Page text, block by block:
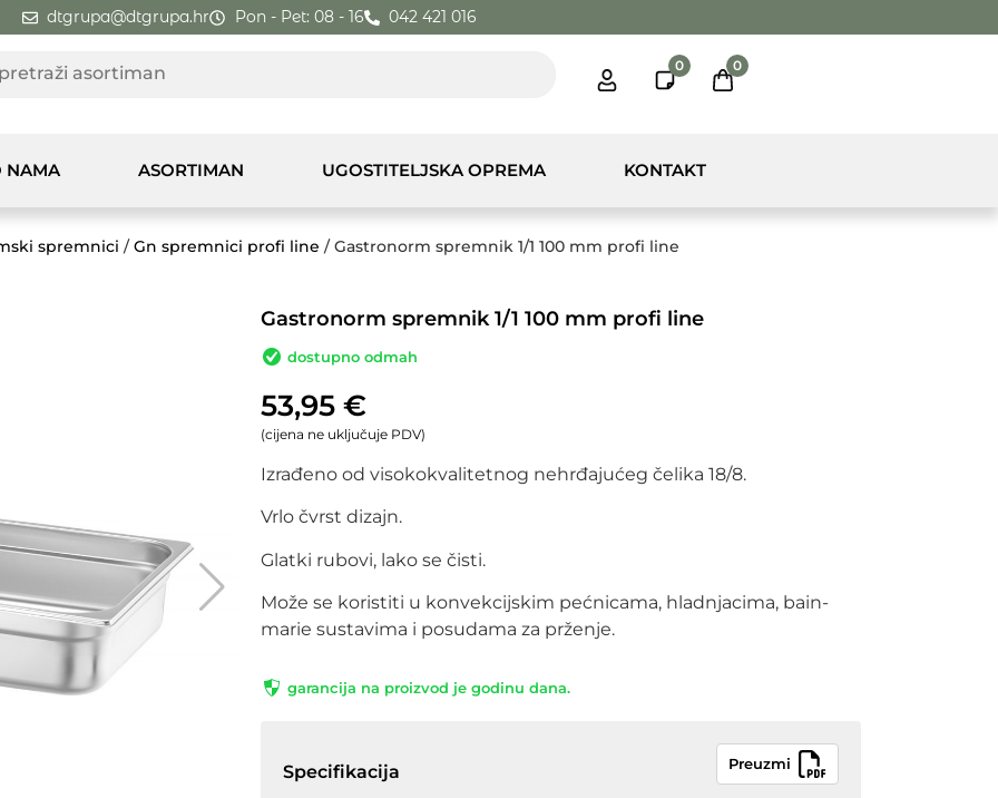
dtgrupa@dtgrupa.hr Pon - Pet: 08 - 16 042 421 016
0 0
NAMA ASORTIMAN UGOSTITELJSKA OPREMA KONTAKT
spremnici /Gn spremnici profi line / Gastronorm spremnik 1/1 100 mm profi line
Gastronorm spremnik 1/1 100 mm profi line
dostupno odmah
53,95 €
(cijena ne uključuje PDV)
Izrađeno od visokokvalitetnog nehrđajućeg čelika 18/8.
Vrlo čvrst dizajn.
Glatki rubovi, lako se čisti.
Može se koristiti u konvekcijskim pećnicama, hladnjacima, bain-
marie sustavima i posudama za prženje.
garancija na proizvod je godinu dana.
Specifikacija Preuzmi